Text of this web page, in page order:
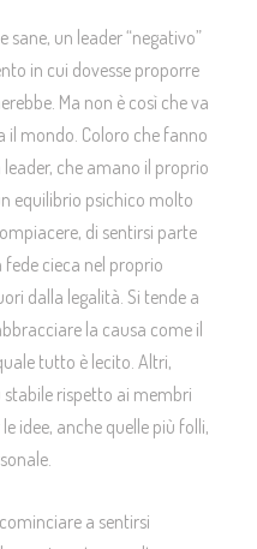
un leader “negativo”
in cui dovesse proporre
Ma non è così che va
il mondo. Coloro che fanno
che amano il proprio
equilibrio psichico molto
di sentirsi parte
cieca nel proprio
dalla legalità. Si tende a
la causa come il
tutto è lecito. Altri,
rispetto ai membri
idee, anche quelle più folli,
a sentirsi